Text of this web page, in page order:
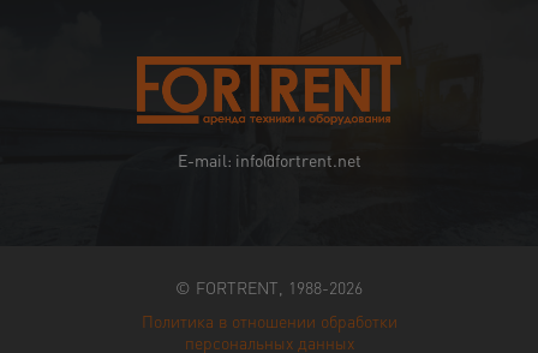
E-mail: info@fortrent.net
© FORTRENT, 1988-2026
Политика в отношении обработки
персональных данных